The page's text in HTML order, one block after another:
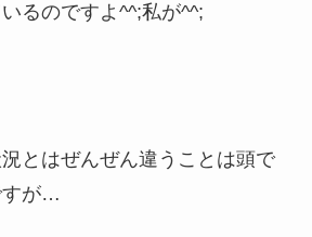
るのですよ^^;私が^^;
とはぜんぜん違うことは頭で
すが…